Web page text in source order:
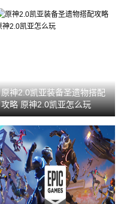
原神2.0凯亚装备圣遗物搭配
攻略 原神2.0凯亚怎么玩